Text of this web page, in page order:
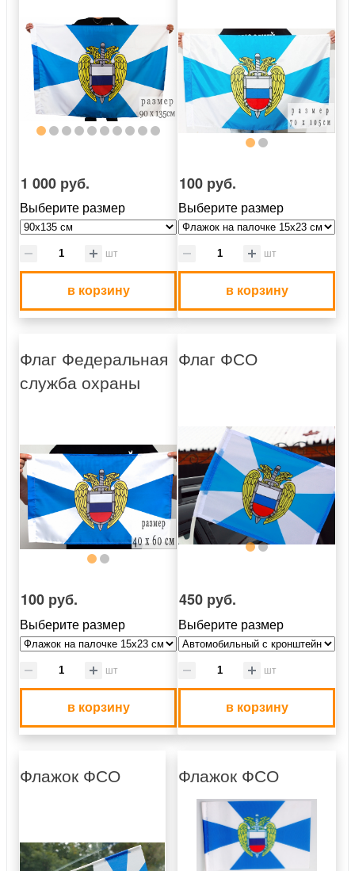
1 000 руб.
Выберите размер
шт
в корзину
100 руб.
Выберите размер
шт
в корзину
Флаг Федеральная
служба охраны
100 руб.
Выберите размер
шт
в корзину
Флаг ФСО
450 руб.
Выберите размер
шт
в корзину
Флажок ФСО Флажок ФСО